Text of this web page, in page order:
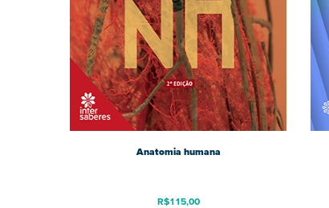
Anatomia humana
R$115,00